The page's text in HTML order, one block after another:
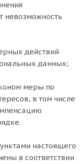
невозможность
действий
данных;
меры по
в том числе
настоящего
в соответствии